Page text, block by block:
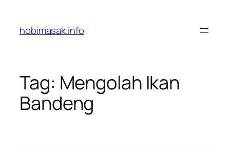
content
hobimasak.info
Tag: Mengolah Ikan
Bandeng